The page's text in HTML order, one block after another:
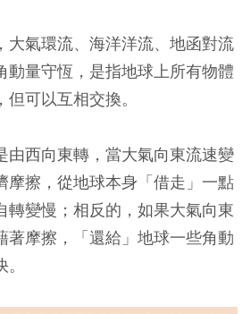
大氣環流、海洋洋流、地函對流
動量守恆，是指地球上所有物體
可以互相交換。
由西向東轉，當大氣向東流速變
摩擦，從地球本身「借走」一點
轉變慢；相反的，如果大氣向東
著摩擦，「還給」地球一些角動